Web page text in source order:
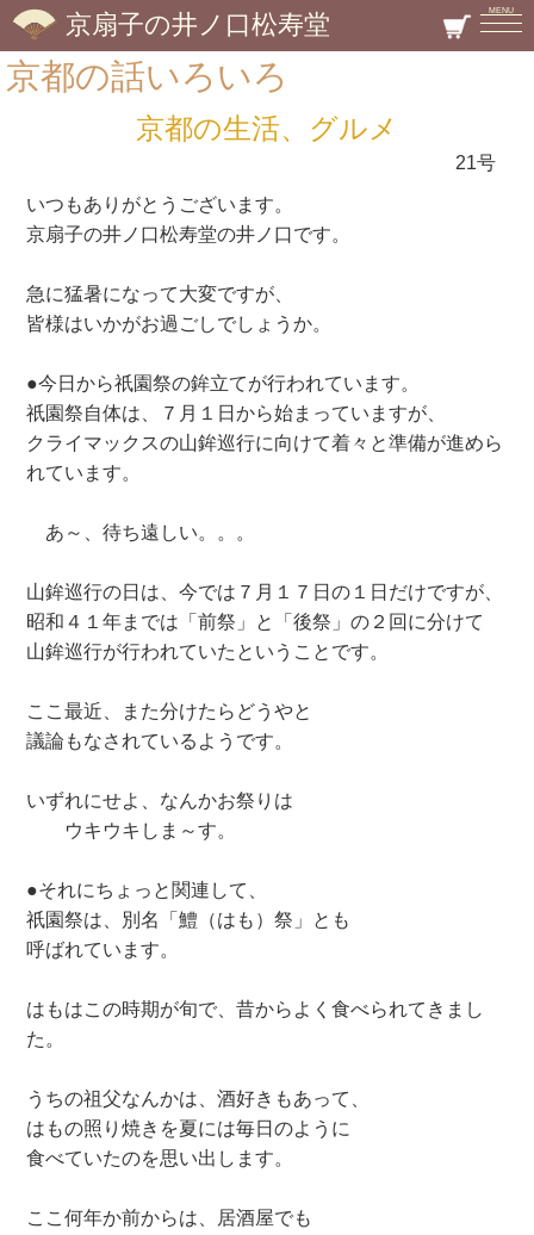
京扇子の井ノ口松寿堂 MENU
京都の話いろいろ
京都の生活、グルメ
21号
いつもありがとうございます。
京扇子の井ノ口松寿堂の井ノ口です。
急に猛暑になって大変ですが、
皆様はいかがお過ごしでしょうか。
●今日から祇園祭の鉾立てが行われています。
祇園祭自体は、７月１日から始まっていますが、
クライマックスの山鉾巡行に向けて着々と準備が進めら
れています。
あ～、待ち遠しい。。。
山鉾巡行の日は、今では７月１７日の１日だけですが、
昭和４１年までは「前祭」と「後祭」の２回に分けて
山鉾巡行が行われていたということです。
ここ最近、また分けたらどうやと
議論もなされているようです。
いずれにせよ、なんかお祭りは
ウキウキしま～す。
●それにちょっと関連して、
祇園祭は、別名「鱧（はも）祭」とも
呼ばれています。
はもはこの時期が旬で、昔からよく食べられてきまし
た。
うちの祖父なんかは、酒好きもあって、
はもの照り焼きを夏には毎日のように
食べていたのを思い出します。
ここ何年か前からは、居酒屋でも